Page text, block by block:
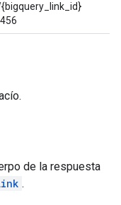
de la respuesta
.